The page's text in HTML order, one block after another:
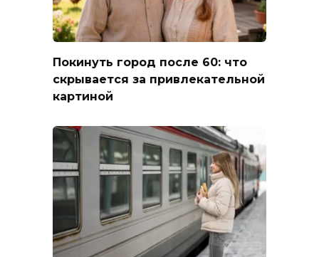
Покинуть город после 60: что
скрывается за привлекательной
картиной